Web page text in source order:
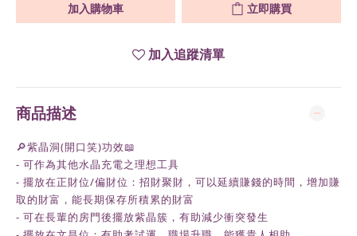
加入購物車 立即購買
加入追蹤清單
商品描述
🔎紫晶洞(開口笑)功效📖
- 可作為其他水晶充電之理想工具
- 擺放在正財位/偏財位：招財聚財，可以延續賺錢的時間，增加賺
取的財富，能長期保存所積累的財富
- 可在長輩的房門後擺放紫晶簇，有助減少衝突發生